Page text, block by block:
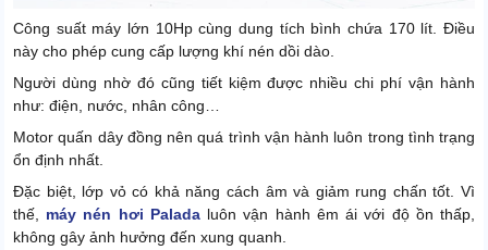
Công suất máy lớn 10Hp cùng dung tích bình chứa 170 lít. Điều
này cho phép cung cấp lượng khí nén dồi dào.
Người dùng nhờ đó cũng tiết kiệm được nhiều chi phí vận hành
như: điện, nước, nhân công…
Motor quấn dây đồng nên quá trình vận hành luôn trong tình trạng
ổn định nhất.
Đặc biệt, lớp vỏ có khả năng cách âm và giảm rung chấn tốt. Vì
thế, máy nén hơi Paladaluôn vận hành êm ái với độ ồn thấp,
không gây ảnh hưởng đến xung quanh.